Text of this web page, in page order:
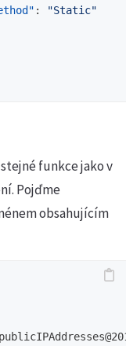
:
"Static"
funkce jako v
Pojďme
obsahujícím